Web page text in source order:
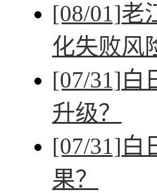
[08/01]老
化失败风
[07/31]白
升级？
[07/31]白
果？